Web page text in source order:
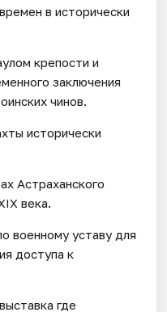
в исторически
крепости и
заключения
чинов.
исторически
Астраханского
века.
военному уставу для
доступа к
где